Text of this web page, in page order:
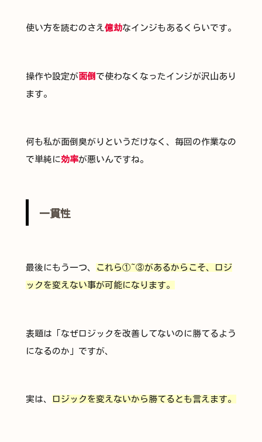
使い方を読むのさえ 億劫なインジもあるくらいです。
操作や設定が 面倒 で使わなくなったインジが沢山あり
ます。
何も私が面倒臭がりというだけなく、毎回の作業なの
で単純に効率が悪いんですね。
一貫性
最後にもう一つ、
これら①~③があるからこそ、ロジ
ックを変えない事が可能になります。
表題は「なぜロジックを改善してないのに勝てるよう
になるのか」ですが、
実は、 ロジックを変えないから勝てるとも言えます。